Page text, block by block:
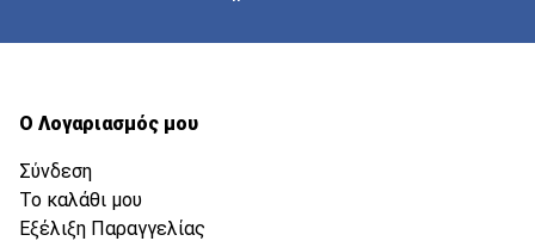
Ο Λογαριασμός μου
Σύνδεση
Το καλάθι μου
Εξέλιξη Παραγγελίας